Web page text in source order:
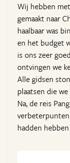
Wij hebben
gemaakt naar
haalbaar was
en het budget
is ons zeer
ontvingen we
Alle gidsen
plaatsen die
Na, de reis
hadden